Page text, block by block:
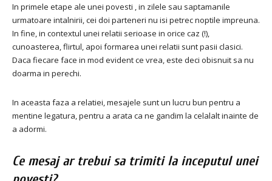
In primele etape ale unei povesti , in zilele sau saptamanile
urmatoare intalnirii, cei doi parteneri nu isi petrec noptile impreuna.
In fine, in contextul unei relatii serioase in orice caz (!),
cunoasterea, flirtul, apoi formarea unei relatii sunt pasii clasici.
Daca fiecare face in mod evident ce vrea, este deci obisnuit sa nu
doarma in perechi.
In aceasta faza a relatiei, mesajele sunt un lucru bun pentru a
mentine legatura, pentru a arata ca ne gandim la celalalt inainte de
a adormi.
Ce mesaj ar trebui sa trimiti la inceputul unei